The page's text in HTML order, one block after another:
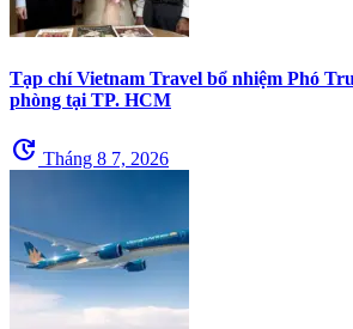
Tạp chí Vietnam Travel bổ nhiệm Phó
phòng tại TP. HCM
update Tháng 8 7, 2026